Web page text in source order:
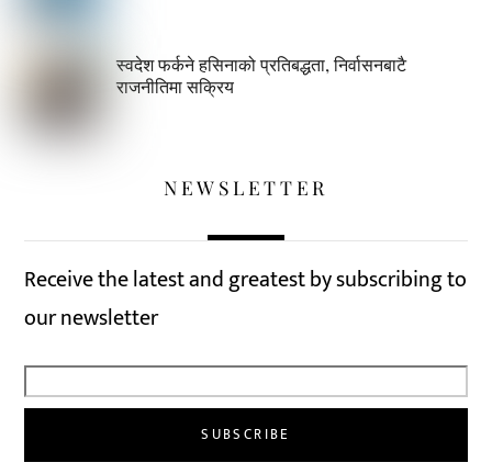
स्वदेश फर्कने हसिनाको प्रतिबद्धता, निर्वासनबाटै
राजनीतिमा सक्रिय
NEWSLETTER
Receive the latest and greatest by subscribing to
our newsletter